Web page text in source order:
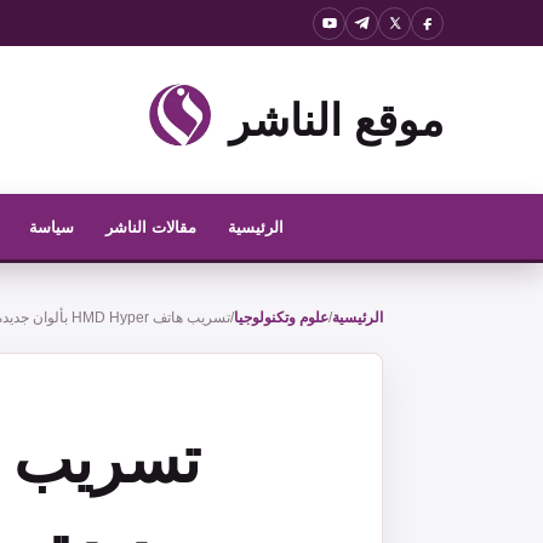
موقع الناشر
الرئيسية مقالات الناشر سياسة
الرئيسية/علوم وتكنولوجيا/تسريب هاتف HMD Hyper بألوان جديدة